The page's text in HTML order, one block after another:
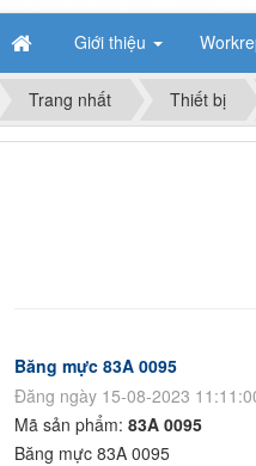
Giới thiệu
Trang nhất Thiết bị
Băng mực 83A 0095
Đăng ngày 15-08-2023
Mã sản phẩm: 83A 0095
Băng mực 83A 0095